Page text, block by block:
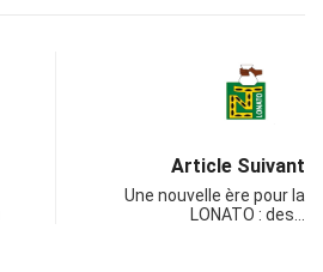
Article Suivant
Une nouvelle ère pour la
LONATO : des…